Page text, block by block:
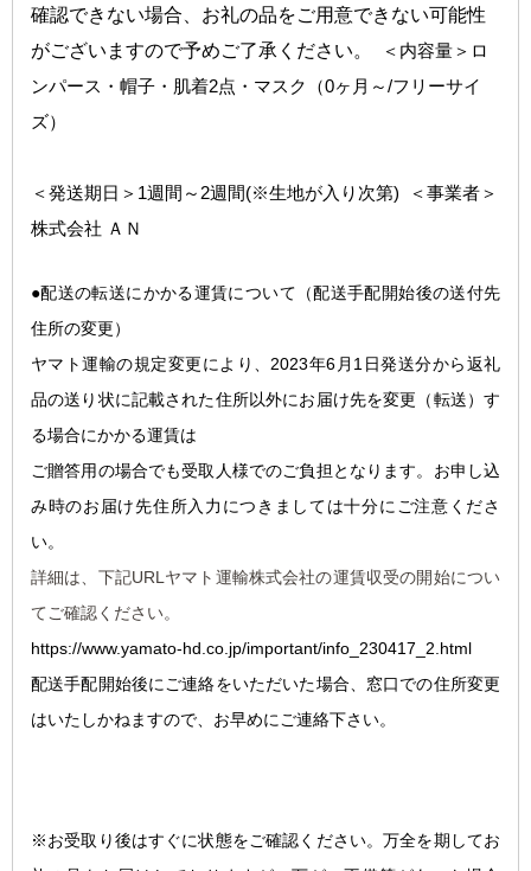
確認できない場合、お礼の品をご用意できない可能性
がございますので予めご了承ください。
＜内容量＞ ロ
ンパース・帽子・肌着2点・マスク（0ヶ月～/フリーサイ
ズ）
＜発送期日＞ 1週間～2週間(※生地が入り次第)  ＜事業者＞
株式会社 ＡＮ
●配送の転送にかかる運賃について（配送手配開始後の送付先
住所の変更）
ヤマト運輸の規定変更により、2023年6月1日発送分から返礼
品の送り状に記載された住所以外にお届け先を変更（転送）す
る場合にかかる運賃は
ご贈答用の場合でも受取人様でのご負担となります。お申し込
み時のお届け先住所入力につきましては十分にご注意くださ
い。
詳細は、下記URLヤマト運輸株式会社の運賃収受の開始につい
てご確認ください。
https://www.yamato-hd.co.jp/important/info_230417_2.html
配送手配開始後にご連絡をいただいた場合、窓口での住所変更
はいたしかねますので、お早めにご連絡下さい。
※お受取り後はすぐに状態をご確認ください。万全を期してお